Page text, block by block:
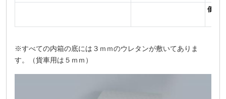
価 格
※すべての内箱の底には３ｍｍのウレタンが敷いてありま
す。（貨車用は５ｍｍ）